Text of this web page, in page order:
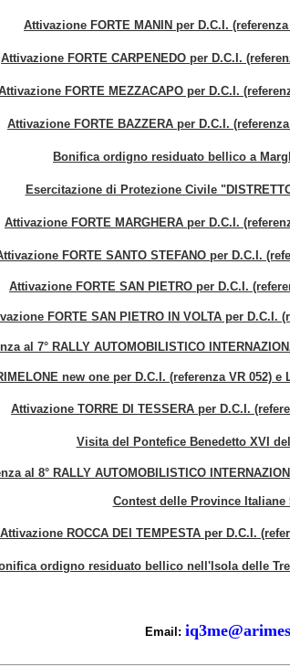
Attivazione FORTE MANIN per D.C.I.
Attivazione FORTE CARPENEDO per D.C.I.
FORTE MEZZACAPO per D.C.I.
Attivazione FORTE BAZZERA per D.C.I.
Bonifica ordigno residuato bellico a
Esercitazione di Protezione Civile
Attivazione FORTE MARGHERA per D.C.I.
FORTE SANTO STEFANO per D.C.I.
Attivazione FORTE SAN PIETRO per D.C.I.
FORTE SAN PIETRO IN VOLTA per D.C.I.
al 7° RALLY AUTOMOBILISTICO
new one per D.C.I. (referenza VR 052)
Attivazione TORRE DI TESSERA per D.C.I.
Visita del Pontefice Benedetto XVI
al 8° RALLY AUTOMOBILISTICO
Contest delle Province Italiane
Attivazione ROCCA DEI TEMPESTA per D.C.I.
ordigno residuato bellico nell'Isola delle
Email: